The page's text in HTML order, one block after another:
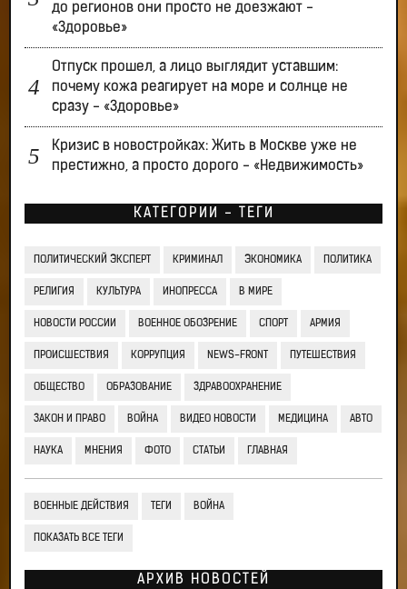
до регионов они просто не доезжают -
«Здоровье»
Отпуск прошел, а лицо выглядит уставшим:
почему кожа реагирует на море и солнце не
сразу - «Здоровье»
Кризис в новостройках: Жить в Москве уже не
престижно, а просто дорого - «Недвижимость»
КАТЕГОРИИ - ТЕГИ
ПОЛИТИЧЕСКИЙ ЭКСПЕРТ КРИМИНАЛ ЭКОНОМИКА ПОЛИТИКА
РЕЛИГИЯ КУЛЬТУРА ИНОПРЕССА В МИРЕ
НОВОСТИ РОССИИ ВОЕННОЕ ОБОЗРЕНИЕ СПОРТ АРМИЯ
ПРОИСШЕСТВИЯ КОРРУПЦИЯ NEWS-FRONT ПУТЕШЕСТВИЯ
ОБЩЕСТВО ОБРАЗОВАНИЕ ЗДРАВООХРАНЕНИЕ
ЗАКОН И ПРАВО ВОЙНА ВИДЕО НОВОСТИ МЕДИЦИНА АВТО
НАУКА МНЕНИЯ ФОТО СТАТЬИ ГЛАВНАЯ
ВОЕННЫЕ ДЕЙСТВИЯ ТЕГИ ВОЙНА
ПОКАЗАТЬ ВСЕ ТЕГИ
АРХИВ НОВОСТЕЙ